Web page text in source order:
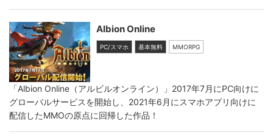
Albion Online
PC/スマホ 基本無料 MMORPG
「Albion Online（アルビルオンライン）」2017年7月にPC向けに
グローバルサービスを開始し、2021年6月にスマホアプリ向けに
配信したMMOの原点に回帰した作品！